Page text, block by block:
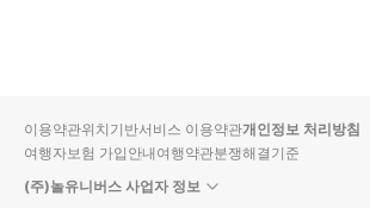
입니
다.
순
상
이용약관위치기반서비스 이용약관개인정보 처리방침
여행자보험 가입안내여행약관분쟁해결기준
(주)놀유니버스 사업자 정보